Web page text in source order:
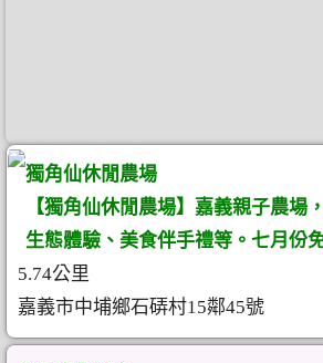
獨角仙休閒農場
【獨角仙休閒農場】嘉義親子農場
生態體驗、美食伴手禮等。七月份
5.74公里
嘉義市中埔鄉石硦村15鄰45號